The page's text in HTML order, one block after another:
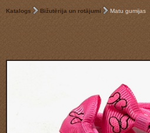
Katalogs Bižutērija un rotājumi Matu gumijas